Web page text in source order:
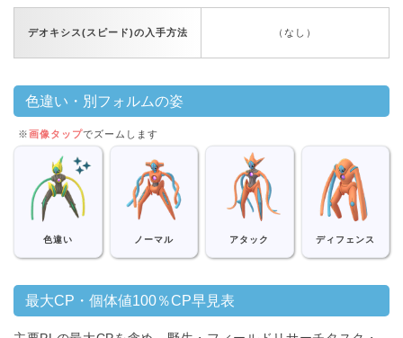
デオキシス(スピード)の入手方法 （なし）
色違い・別フォルムの姿
※画像タップでズームします
色違い ノーマル アタック ディフェンス
最大CP・個体値100％CP早見表